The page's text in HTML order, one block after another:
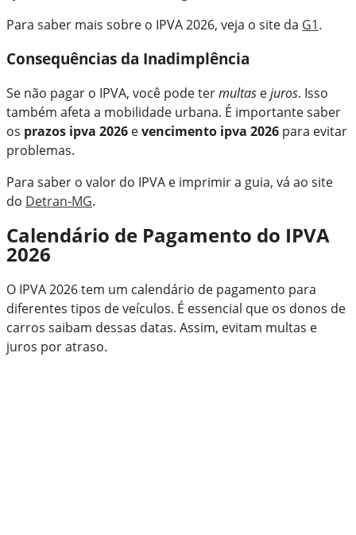
Para saber mais sobre o IPVA 2026, veja o site da G1.
Consequências da Inadimplência
Se não pagar o IPVA, você pode termultas ejuros. Isso
também afeta a mobilidade urbana. É importante saber
os prazos ipva 2026 evencimento ipva 2026 para evitar
problemas.
Para saber o valor do IPVA e imprimir a guia, vá ao site
do Detran-MG.
Calendário de Pagamento do IPVA
2026
O IPVA 2026 tem um calendário de pagamento para
diferentes tipos de veículos. É essencial que os donos de
carros saibam dessas datas. Assim, evitam multas e
juros por atraso.